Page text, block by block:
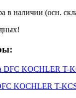
в наличии (осн.
KOCHLER T-